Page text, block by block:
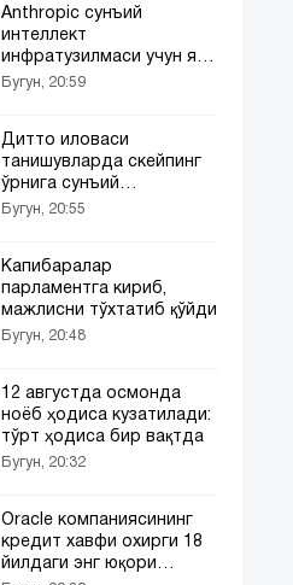
Anthropic сунъий
интеллект
инфратузилмаси учун яна
36 миллиард доллар
Бугун, 20:59
Дитто иловаси
танишувларда скейпинг
ўрнига сунъий
интеллектни жорий
Бугун, 20:55
Капибаралар
парламентга кириб,
мажлисни тўхтатиб қўйди
Бугун, 20:48
12 августда осмонда
ноёб ҳодиса кузатилади:
тўрт ҳодиса бир вақтда
Бугун, 20:32
Oracle компаниясининг
кредит хавфи охирги 18
йилдаги энг юқори